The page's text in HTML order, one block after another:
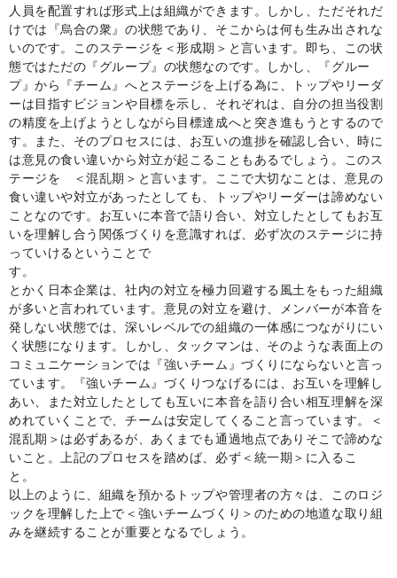
人員を配置すれば形式上は組織ができます。しかし、ただそれだ
けでは『烏合の衆』の状態であり、そこからは何も生み出されな
いのです。このステージを＜形成期＞と言います。即ち、この状
態ではただの『グループ』の状態なのです。しかし、『グルー
プ』から『チーム』へとステージを上げる為に、トップやリーダ
ーは目指すビジョンや目標を示し、それぞれは、自分の担当役割
の精度を上げようとしながら目標達成へと突き進もうとするので
す。また、そのプロセスには、お互いの進捗を確認し合い、時に
は意見の食い違いから対立が起こることもあるでしょう。このス
テージを ＜混乱期＞と言います。ここで大切なことは、意見の
食い違いや対立があったとしても、トップやリーダーは諦めない
ことなのです。お互いに本音で語り合い、対立したとしてもお互
いを理解し合う関係づくりを意識すれば、必ず次のステージに持
っていけるということで
す
とかく日本企業は、社内の対立を極力回避する風土をもった組織
が多いと言われています。意見の対立を避け、メンバーが本音を
発しない状態では、深いレベルでの組織の一体感につながりにい
く状態になります。しかし、タックマンは、そのような表面上の
コミュニケーションでは『強いチーム』づくりにならないと言っ
ています。『強いチーム』づくりつなげるには、お互いを理解し
あい、また対立したとしても互いに本音を語り合い相互理解を深
めれていくことで、チームは安定してくること言っています。＜
混乱期＞は必ずあるが、あくまでも通過地点でありそこで諦めな
いこと。上記のプロセスを踏めば、必ず＜統一期＞に入るこ
と。
以上のように、組織を預かるトップや管理者の方々は、このロジ
ックを理解した上で＜強いチームづくり＞のための地道な取り組
みを継続することが重要となるでしょう。